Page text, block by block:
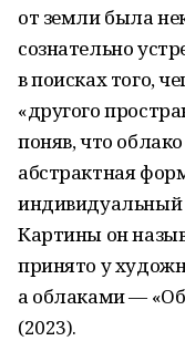
от земли была
сознательно
в поисках того,
«другого
поняв, что
абстрактная
индивидуальный
Картины он
принято у
а облаками —
(2023).